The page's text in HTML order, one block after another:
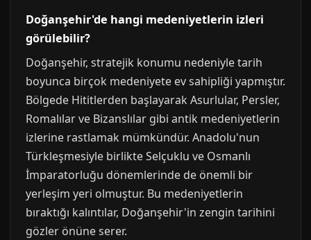
Doğanşehir'de hangi medeniyetlerin izleri
görülebilir?
Doğanşehir, stratejik konumu nedeniyle tarih
boyunca birçok medeniyete ev sahipliği yapmıştır.
Bölgede Hititlerden başlayarak Asurlular, Persler,
Romalılar ve Bizanslılar gibi antik medeniyetlerin
izlerine rastlamak mümkündür. Anadolu'nun
Türkleşmesiyle birlikte Selçuklu ve Osmanlı
İmparatorluğu dönemlerinde de önemli bir
yerleşim yeri olmuştur. Bu medeniyetlerin
bıraktığı kalıntılar, Doğanşehir'in zengin tarihini
gözler önüne serer.